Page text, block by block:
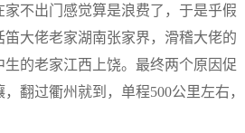
不出门感觉算是浪费了，于是乎假
大佬老家湖南张家界，滑稽大佬的
的老家江西上饶。最终两个原因促
翻过衢州就到，单程500公里左右，